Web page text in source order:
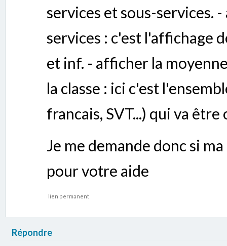
services et sous-services.
services : c'est l'affichage
et inf. - afficher la
la classe : ici c'est
francais, SVT...) qui va être
Je me demande donc si
pour votre aide
lien permanent
Répondre